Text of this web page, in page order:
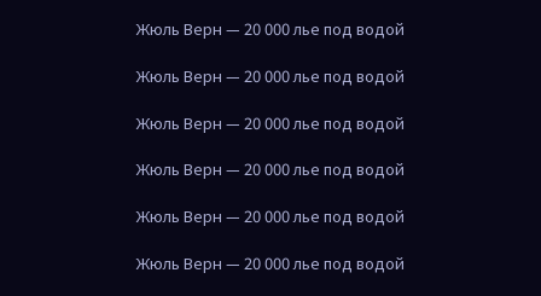
Жюль Верн — 20 000 лье под водой
Жюль Верн — 20 000 лье под водой
Жюль Верн — 20 000 лье под водой
Жюль Верн — 20 000 лье под водой
Жюль Верн — 20 000 лье под водой
Жюль Верн — 20 000 лье под водой